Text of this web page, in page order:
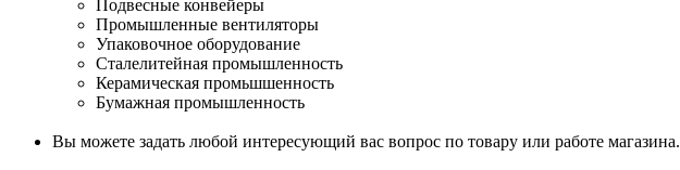
Подвесные конвейеры
Промышленные вентиляторы
Упаковочное оборудование
Сталелитейная промышленность
Керамическая промьшшенность
Бумажная промышленность
Вы можете задать любой интересующий вас вопрос по товару или работе магазина.